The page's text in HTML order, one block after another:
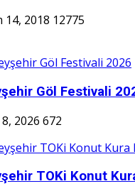
14, 2018 12775
Göl Festivali
2026 672
TOKi Konut